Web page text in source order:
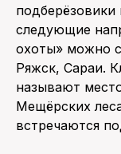
следующие
охоты» можно
Ряжск, Сараи.
называют
Мещёрских
встречаются